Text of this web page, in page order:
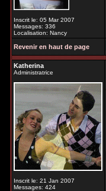
Inscrit le: 05 Mar 2007
Messages: 336
Localisation: Nancy
Revenir en haut de page
Katherina
Administratrice
Inscrit le: 21 Jan 2007
Messages: 424